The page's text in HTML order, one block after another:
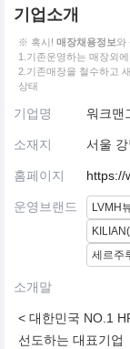
기업소개
※ 혹시! 매장채용정보와
1.기존운영하는 매장외
2.기존매장을 철수하고
상태
기업명 워크맨
소재지 서울
홈페이지 https://
운영브랜드 LVMH
세르주
소개말
< 대한민국 NO.1
선도하는 대표기업